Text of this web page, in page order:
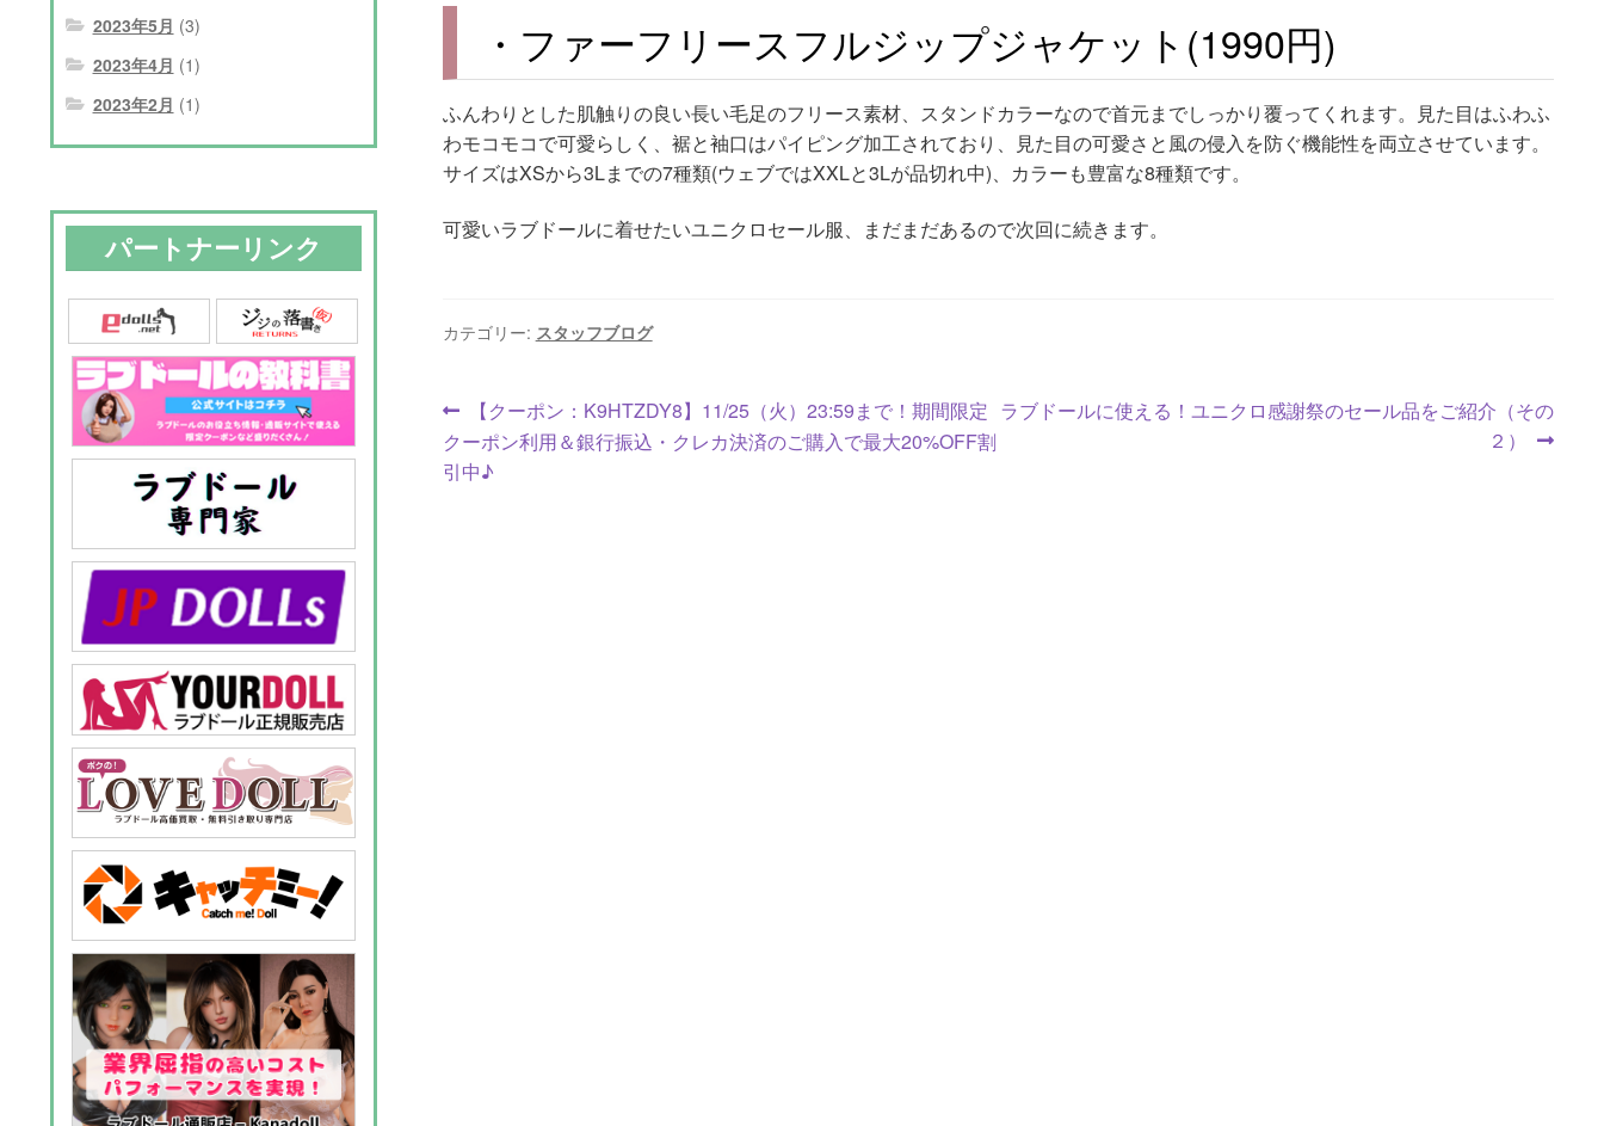
・ファーフリースフルジップジャケット(1990円)
ふんわりとした肌触りの良い長い毛足のフリース素材、スタンドカラーなので首元までしっかり覆ってくれます。見た目はふわふ
わモコモコで可愛らしく、裾と袖口はパイピング加工されており、見た目の可愛さと風の侵入を防ぐ機能性を両立させています。
サイズはXSから3Lまでの7種類(ウェブではXXLと3Lが品切れ中)、カラーも豊富な8種類です。
可愛いラブドールに着せたいユニクロセール服、まだまだあるので次回に続きます。
カテゴリー: スタッフブログ
投
稿
前
の
投
【クーポン：K9HTZDY8】11/25（火）23:59まで！期間限定
クーポン利用＆銀行振込・クレカ決済のご購入で最大20%OFF割
引中♪
次
ラブドールに使える！ユニクロ感謝祭のセール品をご紹介（その
２）
2023年5月 (3)
2023年4月 (1)
2023年2月 (1)
パートナーリンク